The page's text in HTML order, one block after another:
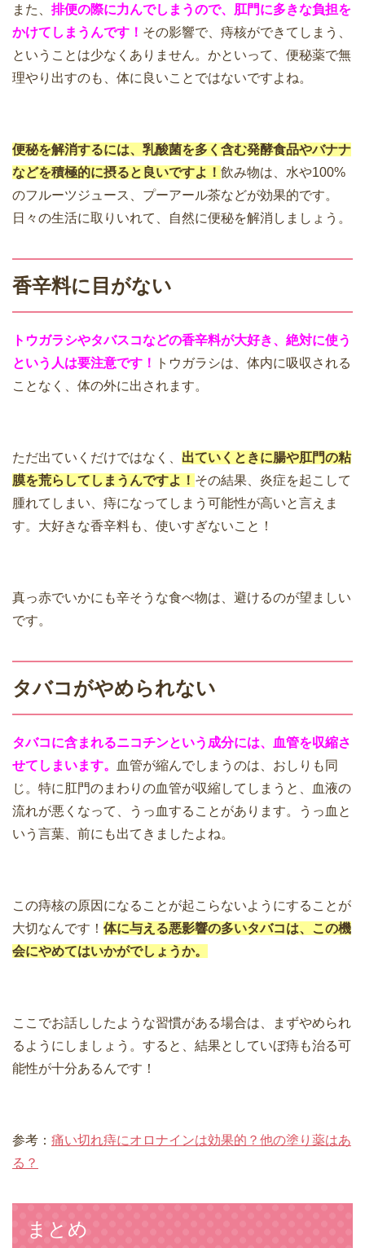
また、 排便の際に力んでしまうので、肛門に多きな負担を
かけてしまうんです！ その影響で、痔核ができてしまう、
ということは少なくありません。かといって、便秘薬で無
理やり出すのも、体に良いことではないですよね。
便秘を解消するには、乳酸菌を多く含む発酵食品やバナナ
などを積極的に摂ると良いですよ！ 飲み物は、水や100%
のフルーツジュース、プーアール茶などが効果的です。
日々の生活に取りいれて、自然に便秘を解消しましょう。
香辛料に目がない
トウガラシやタバスコなどの香辛料が大好き、絶対に使う
という人は要注意です！
トウガラシは、体内に吸収される
ことなく、体の外に出されます。
ただ出ていくだけではなく、 出ていくときに腸や肛門の粘
膜を荒らしてしまうんですよ！ その結果、炎症を起こして
腫れてしまい、痔になってしまう可能性が高いと言えま
す。大好きな香辛料も、使いすぎないこと！
真っ赤でいかにも辛そうな食べ物は、避けるのが望ましい
です。
タバコがやめられない
タバコに含まれるニコチンという成分には、血管を収縮さ
せてしまいます。
血管が縮んでしまうのは、おしりも同
じ。特に肛門のまわりの血管が収縮してしまうと、血液の
流れが悪くなって、うっ血することがあります。うっ血と
いう言葉、前にも出てきましたよね。
この痔核の原因になることが起こらないようにすることが
大切なんです！ 体に与える悪影響の多いタバコは、この機
会にやめてはいかがでしょうか。
ここでお話ししたような習慣がある場合は、まずやめられ
るようにしましょう。すると、結果としていぼ痔も治る可
能性が十分あるんです！
参考： 痛い切れ痔にオロナインは効果的？他の塗り薬はあ
る？
まとめ